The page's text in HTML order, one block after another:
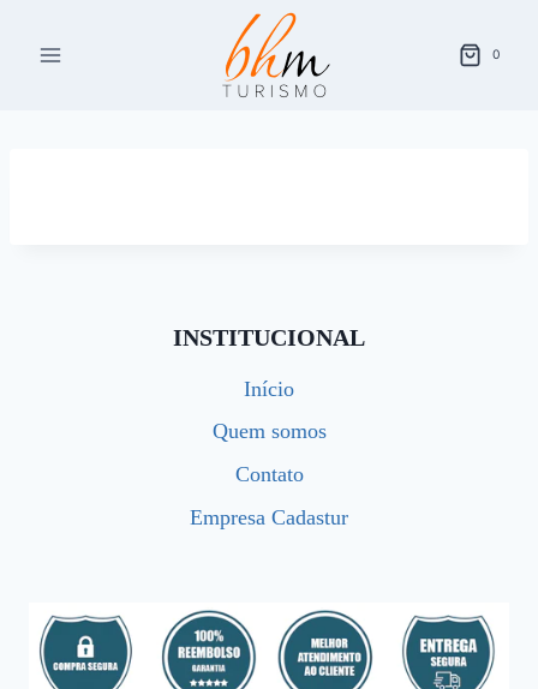
para
0
INSTITUCIONAL
Início
Quem somos
Contato
Empresa Cadastur